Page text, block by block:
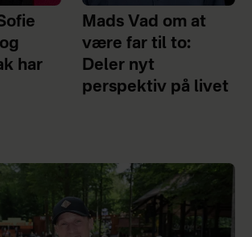
har
Mads Vad om at
være far til to:
Deler nyt
perspektiv på livet